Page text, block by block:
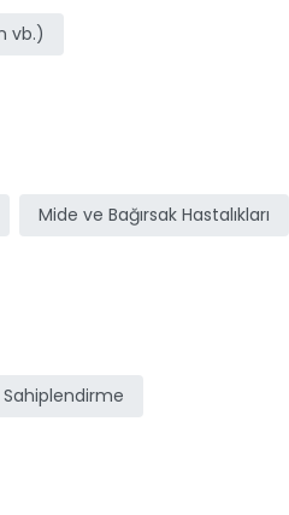
vb.)
Mide ve Bağırsak Hastalıkları
Sahiplendirme